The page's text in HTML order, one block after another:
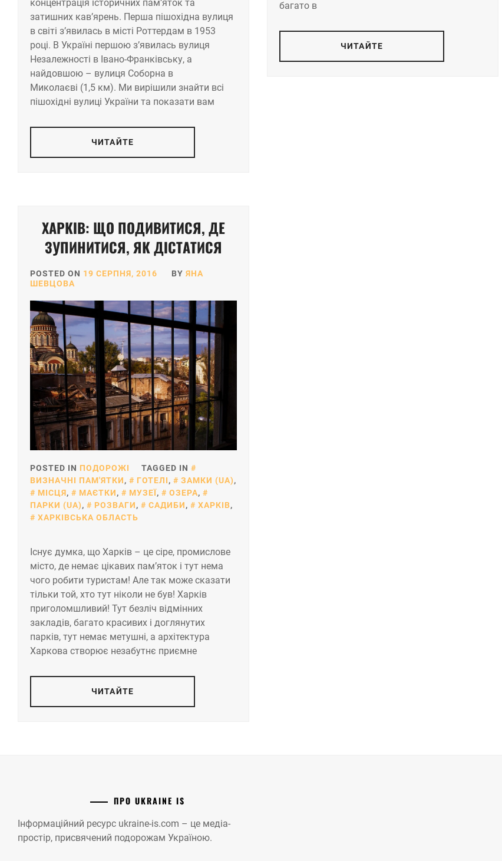
концентрація історичних пам’яток та
затишних кав’ярень. Перша пішохідна вулиця
в світі з’явилась в місті Роттердам в 1953
році. В Україні першою з’явилась вулиця
Незалежності в Івано-Франківську, а
найдовшою – вулиця Соборна в
Миколаєві (1,5 км). Ми вирішили знайти всі
пішохідні вулиці України та показати вам
ЧИТАЙТЕ
багато в
ЧИТАЙТЕ
ХАРКІВ: ЩО ПОДИВИТИСЯ, ДЕ
ЗУПИНИТИСЯ, ЯК ДІСТАТИСЯ
POSTED ON 19 СЕРПНЯ, 2016 BY ЯНА
ШЕВЦОВА
POSTED IN ПОДОРОЖІ
TAGGED IN
ВИЗНАЧНІ ПАМ'ЯТКИ, ГОТЕЛІ, ЗАМКИ (UA),
МІСЦЯ, МАЄТКИ, МУЗЕЇ, ОЗЕРА,
ПАРКИ (UA), РОЗВАГИ, САДИБИ, ХАРКІВ,
ХАРКІВСЬКА ОБЛАСТЬ
Існує думка, що Харків – це сіре, промислове
місто, де немає цікавих пам’яток і тут нема
чого робити туристам! Але так може сказати
тільки той, хто тут ніколи не був! Харків
приголомшливий! Тут безліч відмінних
закладів, багато красивих і доглянутих
парків, тут немає метушні, а архітектура
Харкова створює незабутнє приємне
ЧИТАЙТЕ
ПРО UKRAINE IS
Інформаційний ресурс ukraine-is.com – це медіа-
простір, присвячений подорожам Україною.